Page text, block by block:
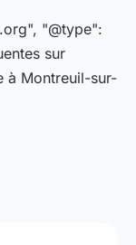
"@type":
sur
à Montreuil-sur-